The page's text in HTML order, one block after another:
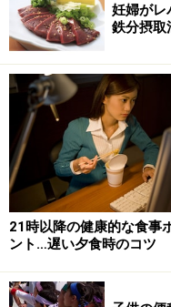
い。
※当サイトにおける医師
断・治療行為ではありま
切な医療機関での受診を
個人の見解によるもので
のではありません。当サ
かなる損害についても、
情報提供者は一切の責任を
免責事項
妊婦がレ
鉄分摂取
21時以降の健康的な食事
ント…遅い夕食時のコツ